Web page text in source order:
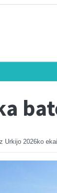
Urkijo 2026ko